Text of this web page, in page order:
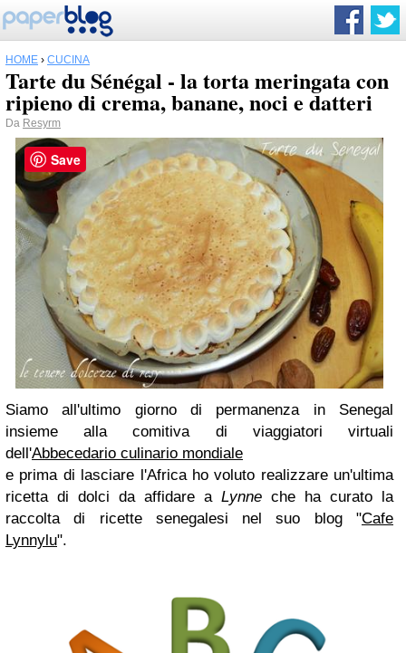
HOME › CUCINA
Tarte du Sénégal - la torta meringata con
ripieno di crema, banane, noci e datteri
Da Resyrm
Siamo all'ultimo giorno di permanenza in Senegal
insieme alla comitiva di viaggiatori virtuali
dell'Abbecedario culinario mondiale
e prima di lasciare l'Africa ho voluto realizzare un'ultima
ricetta di dolci da affidare a Lynne che ha curato la
raccolta di ricette senegalesi nel suo blog "Cafe
Lynnylu".
Save